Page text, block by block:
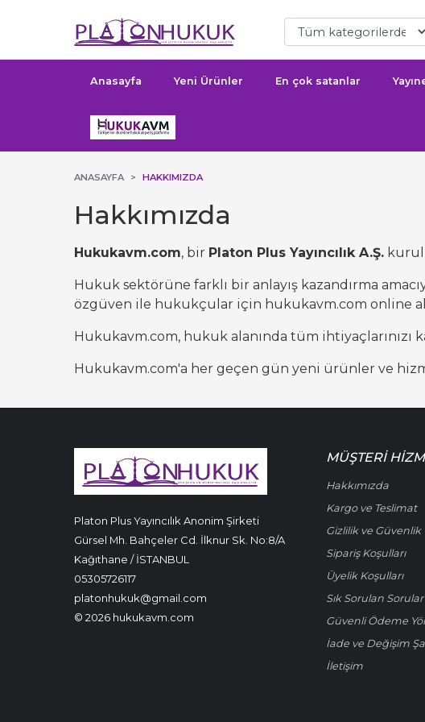
Anasayfa Yeni Ürünler En çok satanlar
ANASAYFA HAKKIMIZDA
Hakkımızda
Hukukavm.com, bir Platon Plus Yayıncılık A.Ş.
Hukuk sektörüne farklı bir anlayış kazandırma
özgüven ile hukukçular için hukukavm.com online
Hukukavm.com, hukuk alanında tüm ihtiyaçlarınızı
Hukukavm.com'a her geçen gün yeni ürünler ve
Platon Plus Yayıncılık Anonim Şirketi
Gürsel Mh. Bahçeler Cd. İlknur Sk. No:8/A
Kağıthane / İSTANBUL
05305726117
platonhukuk@gmail.com
© 2026 hukukavm.com
MÜŞTERI
Hakkımızda
Kargo ve Teslimat
Gizlilik ve Güvenlik
Sipariş Koşulları
Üyelik Koşulları
Sık Sorulan Sorular
Güvenli Ödeme
İade ve Değişim
İletişim